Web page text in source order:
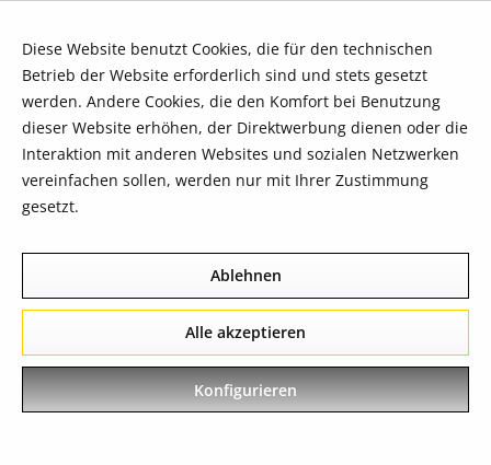
Diese Website benutzt Cookies, die für den technischen
Betrieb der Website erforderlich sind und stets gesetzt
werden. Andere Cookies, die den Komfort bei Benutzung
dieser Website erhöhen, der Direktwerbung dienen oder die
Interaktion mit anderen Websites und sozialen Netzwerken
vereinfachen sollen, werden nur mit Ihrer Zustimmung
gesetzt.
Ablehnen
Alle akzeptieren
Konfigurieren